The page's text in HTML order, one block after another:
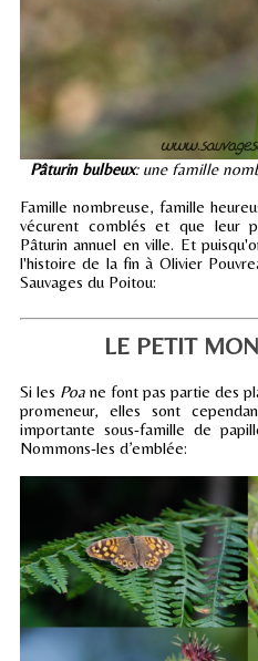
Pâturin bulbeux: une famille
Famille nombreuse, famille
vécurent comblés et que leur
Pâturin annuel en ville. Et
l'histoire de la fin à Olivier
Sauvages du Poitou:
LE PETIT
Si les Poa ne font pas partie des
promeneur, elles sont
importante sous-famille de
Nommons-les d’emblée: